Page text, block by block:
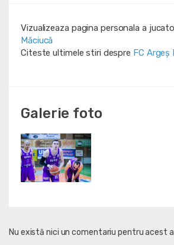
Vizualizeaza pagina personala a
Măciucă
Citeste ultimele stiri despre FC
Galerie foto
Nu există nici un comentariu pentru acest